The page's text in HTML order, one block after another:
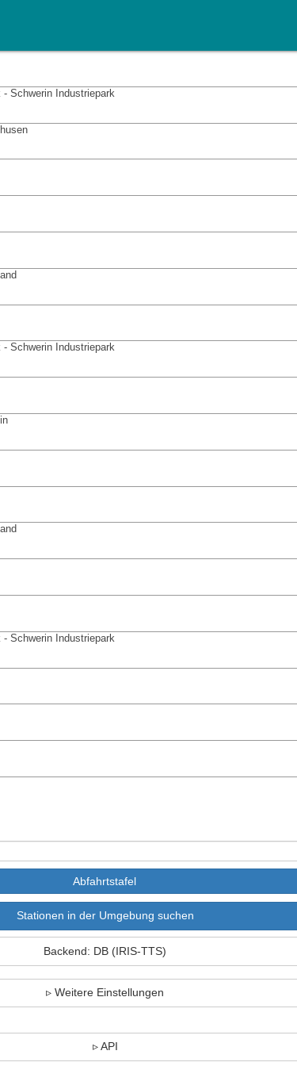
Schwerin Industriepark
Schwerin Industriepark
Schwerin Industriepark
Stationen in der Umgebung suchen
Backend: DB (IRIS-TTS)
Weitere Einstellungen
API